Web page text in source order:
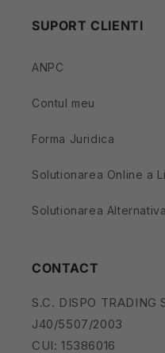
SUPORT CLIENTI
ANPC
Contul meu
Forma Juridica
Solutionarea Online a
Solutionarea
CONTACT
S.C. DISPO TRADING
J40/5507/2003
CUI: 15386016